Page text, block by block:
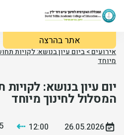
דילוג לתוכן העיקרי
אתר בהרצהמתעניינים סטודנטים
פורטל הסטודנטים
פורטל
אירועים>ביום עיון בנושא: לקויות
מיוחד
יום עיון בנושא:
המסלול לחינוך מיוחד
26.05.2026
12:00
⇠